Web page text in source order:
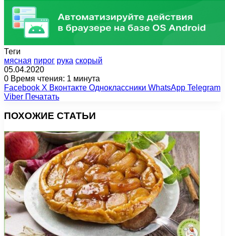
Теги
мясная пирог рука скорый
05.04.2020
0 Время чтения: 1 минута
Facebook X Вконтакте Одноклассники WhatsApp Telegram
Viber Печатать
ПОХОЖИЕ СТАТЬИ